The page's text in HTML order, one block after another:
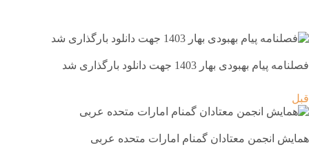
فصلنامه پیام بهبودی بهار 1403 جهت دانلود بارگذاری شد
قبل
همایش انجمن معتادان گمنام امارات متحده عربی